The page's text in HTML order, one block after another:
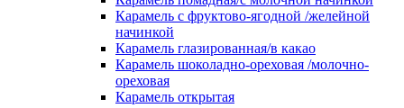
Карамель с фруктово-ягодной /желейной
начинкой
Карамель глазированная/в какао
Карамель шоколадно-ореховая /молочно-
ореховая
Карамель открытая